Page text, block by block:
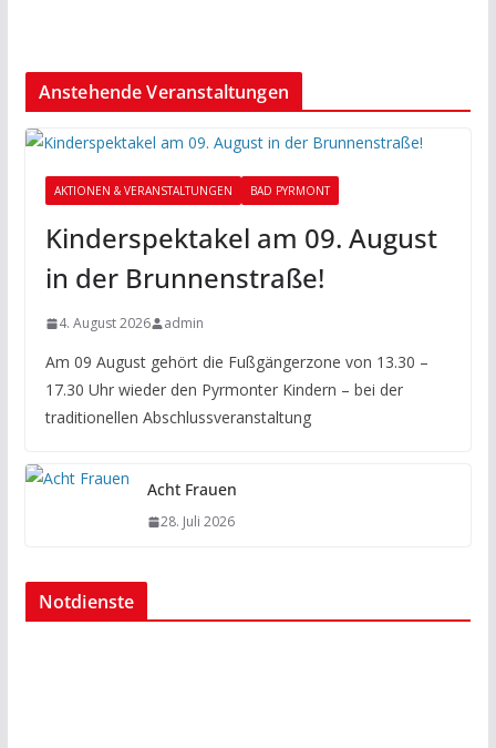
Anstehende Veranstaltungen
AKTIONEN & VERANSTALTUNGEN BAD PYRMONT
Kinderspektakel am 09. August
in der Brunnenstraße!
4. August 2026 admin
Am 09 August gehört die Fußgängerzone von 13.30 –
17.30 Uhr wieder den Pyrmonter Kindern – bei der
traditionellen Abschlussveranstaltung
Acht Frauen
28. Juli 2026
Notdienste